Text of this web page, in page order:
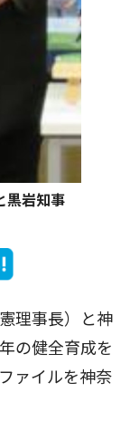
黒岩知事
理事長）と神
の健全育成を
ァイルを神奈